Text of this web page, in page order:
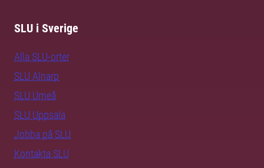
SLU i Sverige
Alla SLU-orter
SLU Alnarp
SLU Umeå
SLU Uppsala
Jobba på SLU
Kontakta SLU